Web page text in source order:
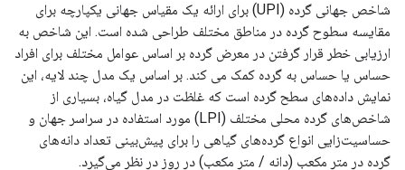
شاخص جهانی گرده (UPI) برای ارائه یک مقیاس جهانی یکپارچه برای
مقایسه سطوح گرده در مناطق مختلف طراحی شده است. این شاخص به
ارزیابی خطر قرار گرفتن در معرض گرده بر اساس عوامل مختلف برای افراد
حساس یا حساس به گرده کمک می کند. بر اساس یک مدل چند لایه، این
نمایش داده‌های سطح گرده است که غلظت در مدل گیاه، بسیاری از
شاخص‌های گرده محلی مختلف (LPI) مورد استفاده در سراسر جهان و
حساسیت‌زایی انواع گرده‌های گیاهی را برای پیش‌بینی تعداد دانه‌های
گرده در متر مکعب (دانه / متر مکعب) در روز در نظر می‌گیرد.